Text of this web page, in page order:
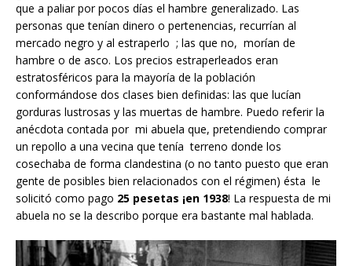
que a paliar por pocos días el hambre generalizado. Las
personas que tenían dinero o pertenencias, recurrían al
mercado negro y al estraperlo ; las que no, morían de
hambre o de asco. Los precios estraperleados eran
estratosféricos para la mayoría de la población
conformándose dos clases bien definidas: las que lucían
gorduras lustrosas y las muertas de hambre. Puedo referir la
anécdota contada por mi abuela que, pretendiendo comprar
un repollo a una vecina que tenía terreno donde los
cosechaba de forma clandestina (o no tanto puesto que eran
gente de posibles bien relacionados con el régimen) ésta le
solicitó como pago 25 pesetas ¡en 1938! La respuesta de mi
abuela no se la describo porque era bastante mal hablada.